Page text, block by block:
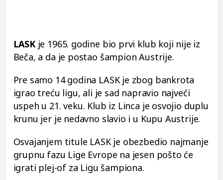
LASK je 1965. godine bio prvi klub koji nije iz
Beča, a da je postao šampion Austrije.
Pre samo 14 godina LASK je zbog bankrota
igrao treću ligu, ali je sad napravio najveći
uspeh u 21. veku. Klub iz Linca je osvojio duplu
krunu jer je nedavno slavio i u Kupu Austrije.
Osvajanjem titule LASK je obezbedio najmanje
grupnu fazu Lige Evrope na jesen pošto će
igrati plej-of za Ligu šampiona.